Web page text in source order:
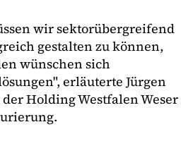
wir sektorübergreifend
gestalten zu können,
wünschen sich
erläuterte Jürgen
Holding Westfalen Weser